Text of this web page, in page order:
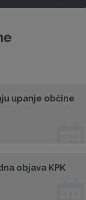
upanje občine
objava KPK